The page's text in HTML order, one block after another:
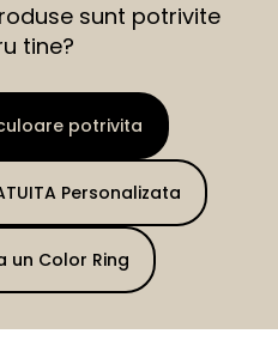
sunt potrivite
tine?
potrivita
Personalizata
un Color Ring